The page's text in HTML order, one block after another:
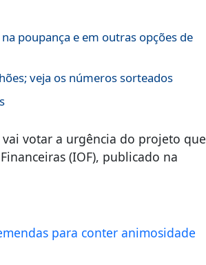
poupança e em outras opções de
veja os números sorteados
votar a urgência do projeto que
(IOF), publicado na
para conter animosidade